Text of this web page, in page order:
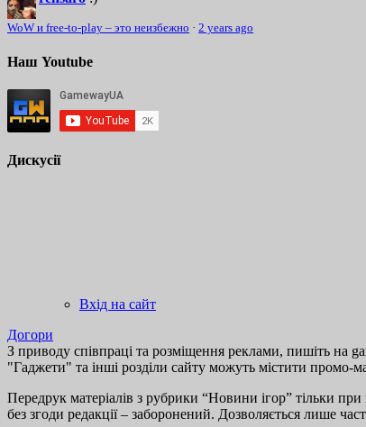
WoW и free-to-play – это неизбежно · 2 years ago
Наш Youtube
Дискусії
Вхід на сайт
Догори
З приводу співпраці та розміщення реклами, пишіть на
"Гаджети" та інші розділи сайту можуть містити промо-
Передрук матеріалів з рубрики “Новини ігор” тільки
без згоди редакції – заборонений. Дозволяється лише